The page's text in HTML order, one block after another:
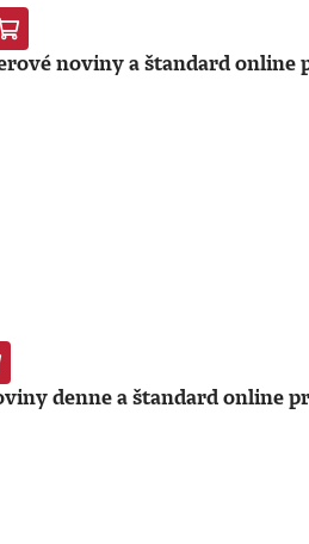
noviny a štandard online
denne a štandard online